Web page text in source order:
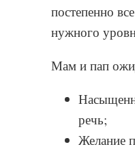
постепенно
нужного
Мам и пап
речь;
Желание